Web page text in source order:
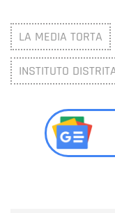
LA MEDIA TORTA
INSTITUTO